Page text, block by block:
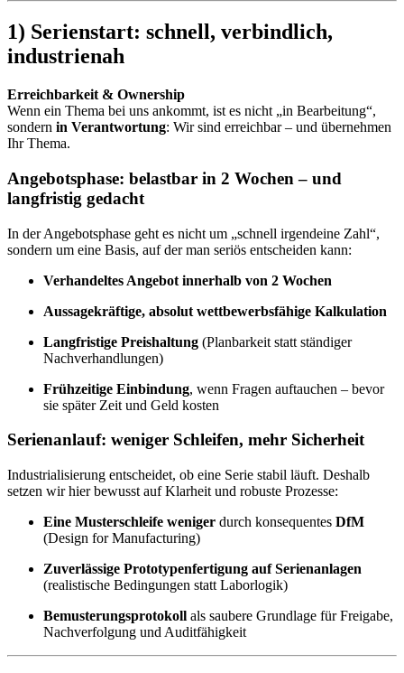
1) Serienstart: schnell, verbindlich,
industrienah
Erreichbarkeit & Ownership
Wenn ein Thema bei uns ankommt, ist es nicht „in Bearbeitung“,
sondern in Verantwortung: Wir sind erreichbar – und übernehmen
Ihr Thema.
Angebotsphase: belastbar in 2 Wochen – und
langfristig gedacht
In der Angebotsphase geht es nicht um „schnell irgendeine Zahl“,
sondern um eine Basis, auf der man seriös entscheiden kann:
Verhandeltes Angebot innerhalb von 2 Wochen
Aussagekräftige, absolut wettbewerbsfähige Kalkulation
Langfristige Preishaltung (Planbarkeit statt ständiger
Nachverhandlungen)
Frühzeitige Einbindung, wenn Fragen auftauchen – bevor
sie später Zeit und Geld kosten
Serienanlauf: weniger Schleifen, mehr Sicherheit
Industrialisierung entscheidet, ob eine Serie stabil läuft. Deshalb
setzen wir hier bewusst auf Klarheit und robuste Prozesse:
Eine Musterschleife weniger durch konsequentes DfM
(Design for Manufacturing)
Zuverlässige Prototypenfertigung auf Serienanlagen
(realistische Bedingungen statt Laborlogik)
Bemusterungsprotokoll als saubere Grundlage für Freigabe,
Nachverfolgung und Auditfähigkeit